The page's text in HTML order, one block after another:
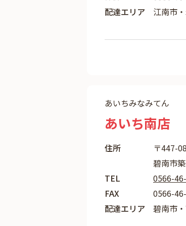
配達エリア
江南市
あいちみなみてん
あいち南店
住所
〒447-
碧南市
TEL
0566-
FAX
0566-
配達エリア
碧南市